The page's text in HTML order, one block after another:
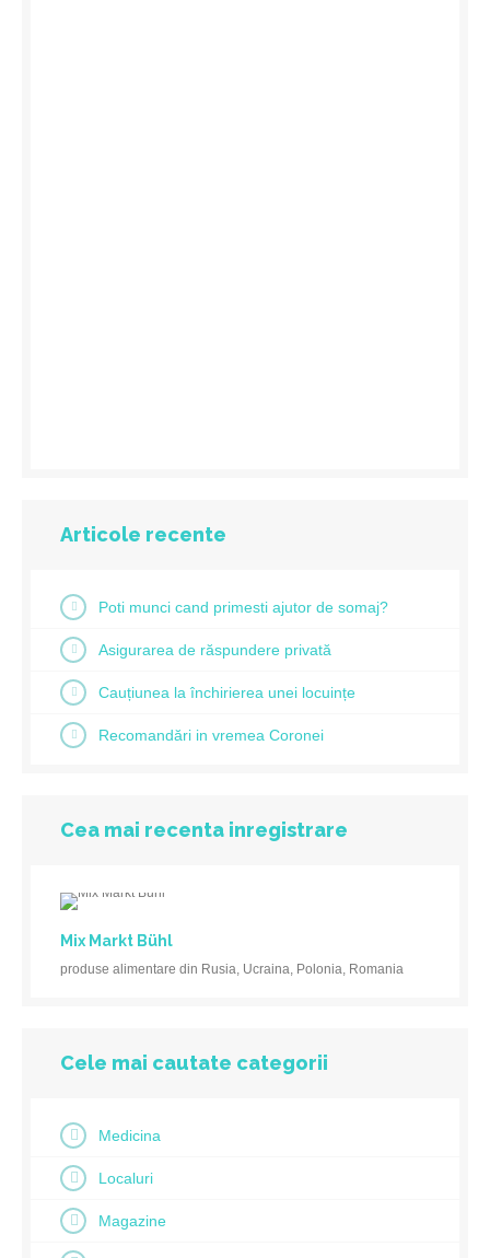
Articole recente
Poti munci cand primesti ajutor de somaj?
Asigurarea de răspundere privată
Cauțiunea la închirierea unei locuințe
Recomandări in vremea Coronei
Cea mai recenta inregistrare
Mix Markt Bühl
produse alimentare din Rusia, Ucraina, Polonia, Romania
Cele mai cautate categorii
Medicina
Localuri
Magazine